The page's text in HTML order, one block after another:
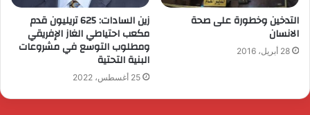
التدخين وخطورة على صحة
الانسان
28 أبريل، 2016
زين السادات: 625 تريليون قدم
مكعب احتياطي الغاز الإفريقي
ومطلوب التوسع في مشروعات
البنية التحتية
25 أغسطس، 2022